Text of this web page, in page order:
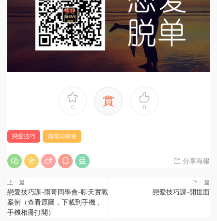
0 賞 0
戀愛技巧 雨哥同學會
分享海報
上一篇
戀愛技巧課-雨哥同學會-聊天實戰
案例（查看原圖，下載到手機，
手機相冊打開）
下一篇
戀愛技巧課-開世面